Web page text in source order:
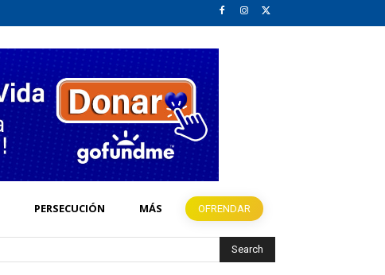
PERSECUCIÓN MÁS OFRENDAR
Search